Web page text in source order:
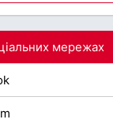
мережах